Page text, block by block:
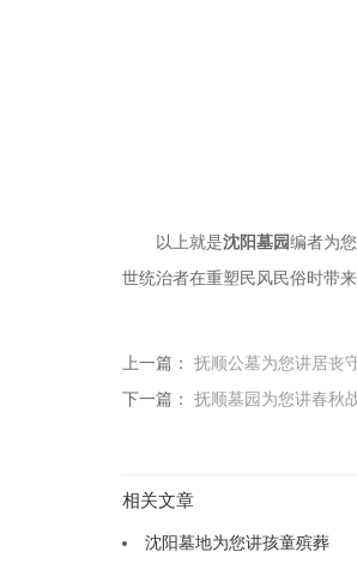
以上就是沈阳墓园编者为
世统治者在重塑民风民俗时带
上一篇： 抚顺公墓为您讲居丧
下一篇： 抚顺墓园为您讲春秋
相关文章
沈阳墓地为您讲孩童殡葬